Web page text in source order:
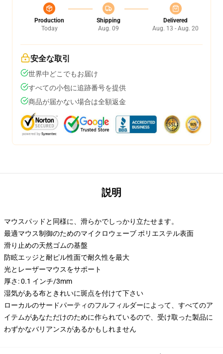
Production
Today
Shipping
Aug. 09
Delivered
Aug. 13 - Aug. 20
安全な取引
世界中どこでもお届け
すべての小包に追跡番号を提供
商品が届かない場合は全額返金
説明
マウスパッドと同様に、滑らかでしっかり立たせます。
最適マウス制御のためのマイクロウェーブ ポリエステル表面
滑り止めの天然ゴムの基盤
防眩エッジと耐ピル性面で耐久性を最大
光とレーザーマウスをサポート
厚さ: 0.1 インチ/3mm
湿気がある布ときれいに斑点を付けて下さい
ローカルのサードパーティのフルフィルダーによって、すべてのア
イテムがあなただけのために作られているので、受け取った製品に
わずかなバリアンスがあるかもしれません